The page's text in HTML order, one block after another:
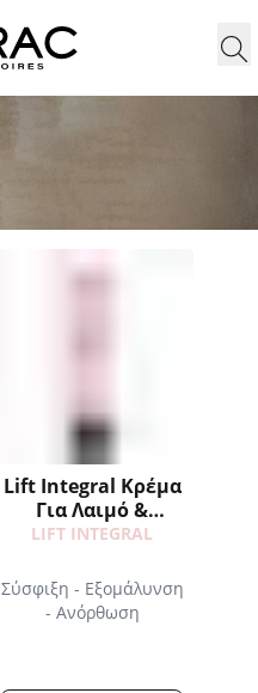
Lift Integral Κρέμα
Για Λαιμό &
Ντεκολτέ
LIFT INTEGRAL
Σύσφιξη - Εξομάλυνση
- Ανόρθωση